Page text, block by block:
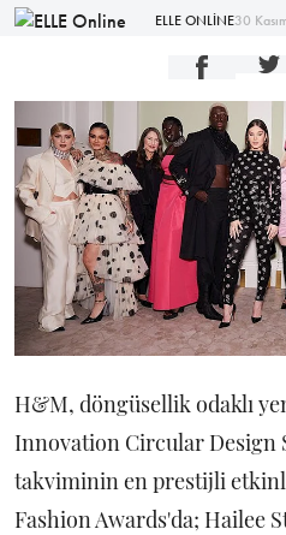
ELLE ONLİNE30
H&M, döngüsellik odaklı
Innovation Circular Design
takviminin en prestijli
Fashion Awards'da; Hailee